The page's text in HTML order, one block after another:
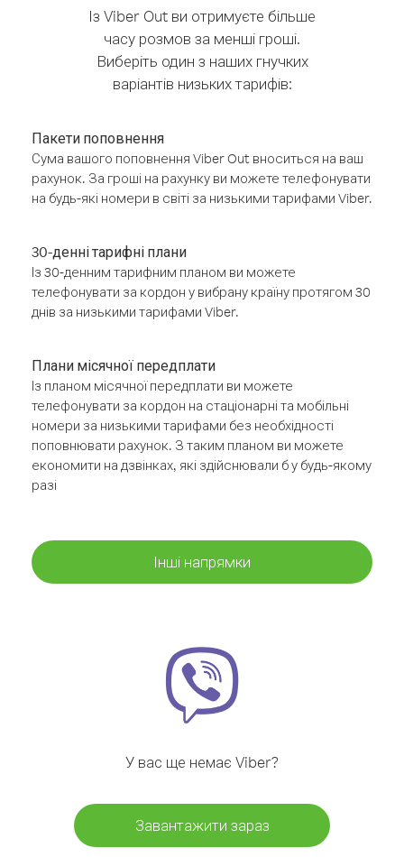
Із Viber Out ви отримуєте більше
часу розмов за менші гроші.
Виберіть один з наших гнучких
варіантів низьких тарифів:
Пакети поповнення
Сума вашого поповнення Viber Out вноситься на ваш
рахунок. За гроші на рахунку ви можете телефонувати
на будь-які номери в світі за низькими тарифами Viber.
30-денні тарифні плани
Із 30-денним тарифним планом ви можете
телефонувати за кордон у вибрану країну протягом 30
днів за низькими тарифами Viber.
Плани місячної передплати
Із планом місячної передплати ви можете
телефонувати за кордон на стаціонарні та мобільні
номери за низькими тарифами без необхідності
поповнювати рахунок. З таким планом ви можете
економити на дзвінках, які здійснювали б у будь-якому
разі
Інші напрямки
У вас ще немає Viber?
Завантажити зараз